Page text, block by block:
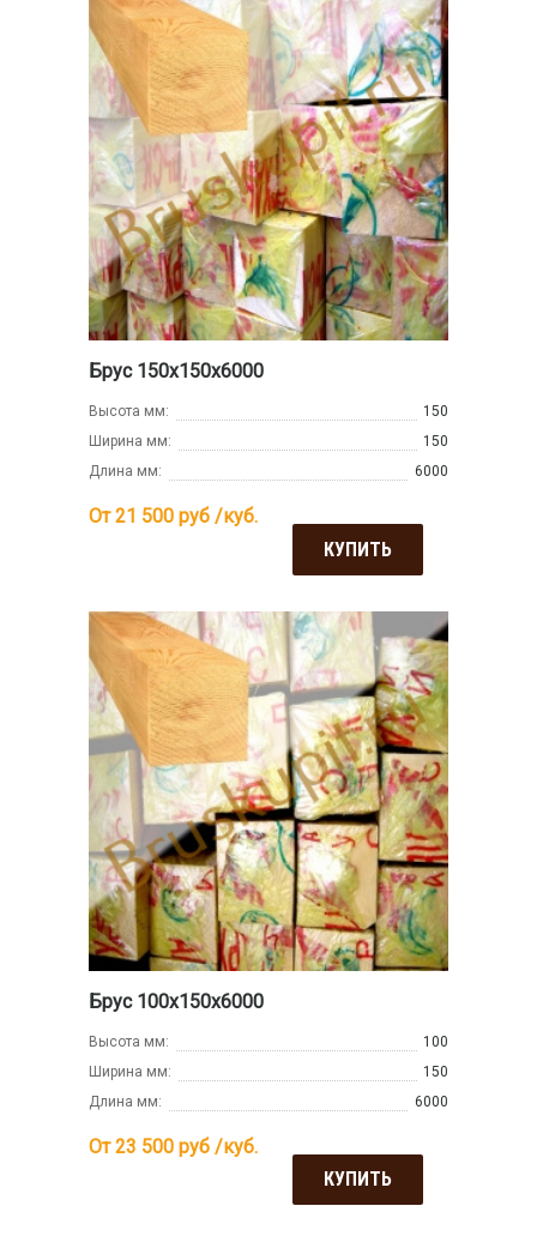
Брус 150х150х6000
Высота мм:
150
Ширина мм:
150
Длина мм:
6000
От 21 500 руб /куб.
КУПИТЬ
Брус 100х150х6000
Высота мм:
100
Ширина мм:
150
Длина мм:
6000
От 23 500 руб /куб.
КУПИТЬ